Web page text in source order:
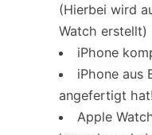
(Hierbei wird
Watch erstellt)
iPhone
iPhone aus
angefertigt
Apple